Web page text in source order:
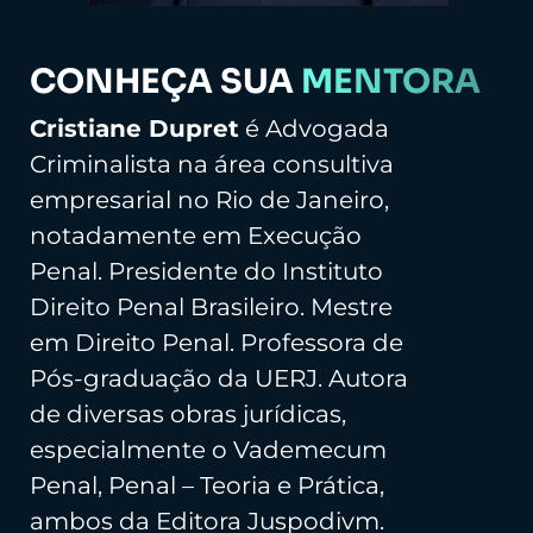
CONHEÇA SUA MENTORA
Cristiane Dupret é Advogada
Criminalista na área consultiva
empresarial no Rio de Janeiro,
notadamente em Execução
Penal. Presidente do Instituto
Direito Penal Brasileiro. Mestre
em Direito Penal. Professora de
Pós-graduação da UERJ. Autora
de diversas obras jurídicas,
especialmente o Vademecum
Penal, Penal – Teoria e Prática,
ambos da Editora Juspodivm.